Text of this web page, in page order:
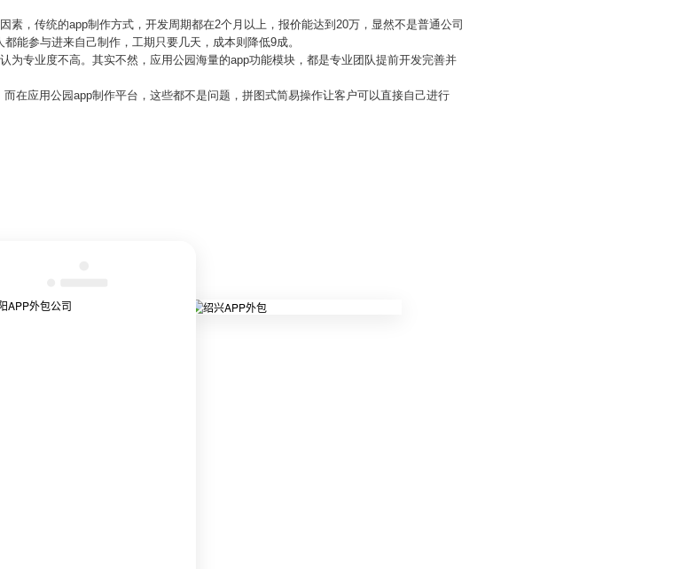
素，传统的app制作方式，开发周期都在2个月以上，报价能达到20万，显然不是普通公司
能参与进来自己制作，工期只要几天，成本则降低9成。
为专业度不高。其实不然，应用公园海量的app功能模块，都是专业团队提前开发完善并
在应用公园app制作平台，这些都不是问题，拼图式简易操作让客户可以直接自己进行